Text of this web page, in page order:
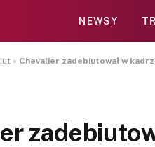
NEWSY
» Chevalier zadebiutował w